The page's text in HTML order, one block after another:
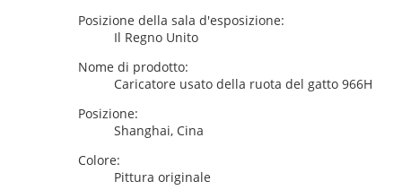
Posizione della sala d'esposizione:
Il Regno Unito
Nome di prodotto:
Caricatore usato della ruota del gatto 966H
Posizione:
Shanghai, Cina
Colore:
Pittura originale